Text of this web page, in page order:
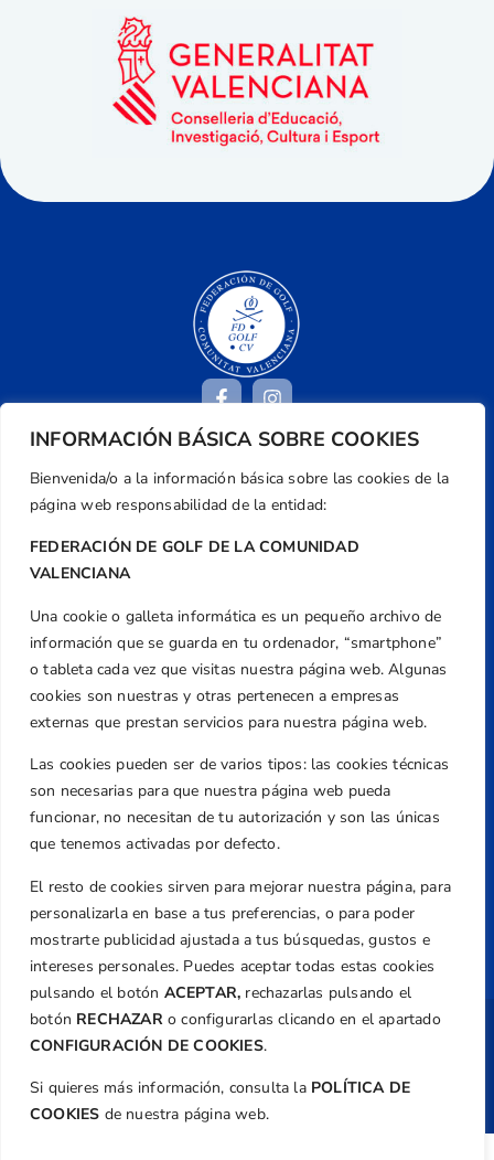
INFORMACIÓN BÁSICA SOBRE COOKIES
Bienvenida/o a la información básica sobre las cookies de la
página web responsabilidad de la entidad:
FEDERACIÓN DE GOLF DE LA COMUNIDAD
VALENCIANA
Una cookie o galleta informática es un pequeño archivo de
información que se guarda en tu ordenador, “smartphone”
o tableta cada vez que visitas nuestra página web. Algunas
cookies son nuestras y otras pertenecen a empresas
externas que prestan servicios para nuestra página web.
Las cookies pueden ser de varios tipos: las cookies técnicas
son necesarias para que nuestra página web pueda
funcionar, no necesitan de tu autorización y son las únicas
que tenemos activadas por defecto.
El resto de cookies sirven para mejorar nuestra página, para
personalizarla en base a tus preferencias, o para poder
mostrarte publicidad ajustada a tus búsquedas, gustos e
intereses personales. Puedes aceptar todas estas cookies
pulsando el botón ACEPTAR, rechazarlas pulsando el
botón RECHAZARo configurarlas clicando en el apartado
CONFIGURACIÓN DE COOKIES.
Si quieres más información, consulta la POLÍTICA DE
COOKIES de nuestra página web.
Dirección
Centre de L´Esport, Carrer d'Isaac Peral i
Caballero, Nº 5, Despachos 2 y 3, 46980,
+34 961 367 799
federacion@golfcv.com
Aviso Legal
Política de Privacidad
Transparencia
Normativa
Revista
Copyright ©Federación de Golf de la
Comunitat Valenciana| Diseño: